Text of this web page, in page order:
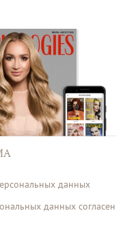
данных
данных согласен